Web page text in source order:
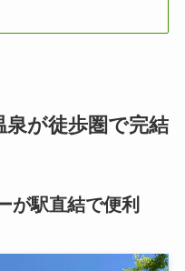
泉が徒歩圏で完結
が駅直結で便利